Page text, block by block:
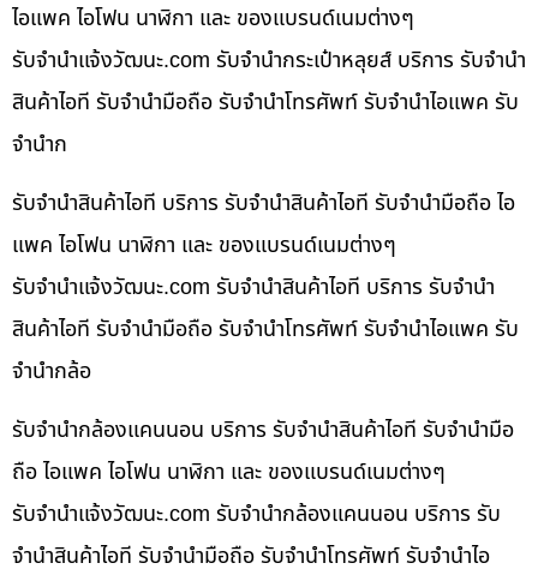
ไอแพค ไอโฟน นาฬิกา และ ของแบรนด์เนมต่างๆ
รับจํานําแจ้งวัฒนะ.com รับจำนำกระเป๋าหลุยส์ บริการ รับจำนำ
สินค้าไอที รับจำนำมือถือ รับจำนำโทรศัพท์ รับจำนำไอแพค รับ
จำนำก
รับจำนำสินค้าไอที บริการ รับจำนำสินค้าไอที รับจำนำมือถือ ไอ
แพค ไอโฟน นาฬิกา และ ของแบรนด์เนมต่างๆ
รับจํานําแจ้งวัฒนะ.com รับจำนำสินค้าไอที บริการ รับจำนำ
สินค้าไอที รับจำนำมือถือ รับจำนำโทรศัพท์ รับจำนำไอแพค รับ
จำนำกล้อ
รับจำนำกล้องแคนนอน บริการ รับจำนำสินค้าไอที รับจำนำมือ
ถือ ไอแพค ไอโฟน นาฬิกา และ ของแบรนด์เนมต่างๆ
รับจํานําแจ้งวัฒนะ.com รับจำนำกล้องแคนนอน บริการ รับ
จำนำสินค้าไอที รับจำนำมือถือ รับจำนำโทรศัพท์ รับจำนำไอ